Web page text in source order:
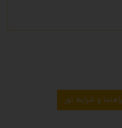
راهنما و شرایط تور